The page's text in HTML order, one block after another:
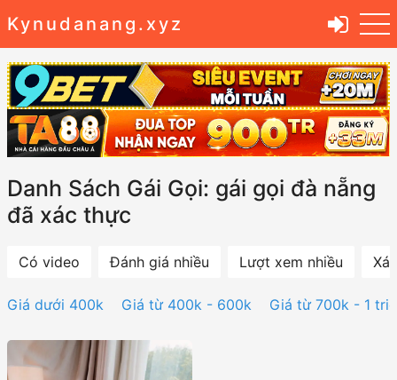
Kynudanang.xyz
Danh Sách Gái Gọi: gái gọi đà nẵng
đã xác thực
Có video Đánh giá nhiều Lượt xem nhiều
Giá dưới 400k Giá từ 400k - 600k Giá từ 700k - 1